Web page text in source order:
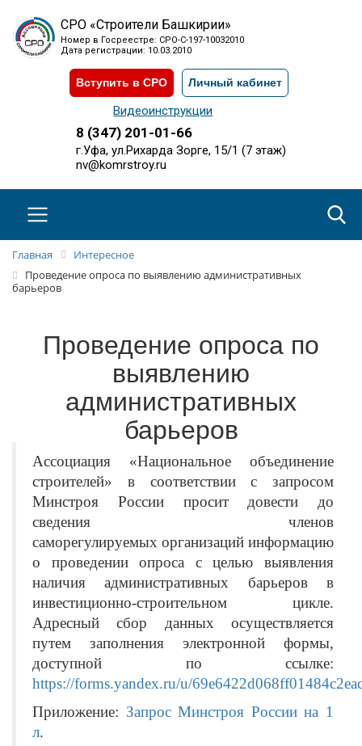
СРО «Строители Башкирии»
Номер в Госреестре: СРО-С-197-10032010
Дата регистрации: 10.03.2010
Вступить в СРО Личный кабинет
Видеоинструкции
8 (347) 201-01-66
г.Уфа, ул.Рихарда Зорге, 15/1 (7 этаж)
nv@komrstroy.ru
Главная
Интересное
Проведение опроса по выявлению административных
барьеров
Проведение опроса по
выявлению
административных
барьеров
Ассоциация «Национальное объединение
строителей» в соответствии с запросом
Минстроя России просит довести до
сведения членов
саморегулируемых организаций информацию
о проведении опроса с целью выявления
наличияадминистративных барьеров в
инвестиционно-строительном цикле.
Адресныйсбор данных осуществляется
путем заполнения электронной формы,
доступной по ссылке:
https://forms.yandex.ru/u/
Приложение: Запрос Минстроя России на 1
л.